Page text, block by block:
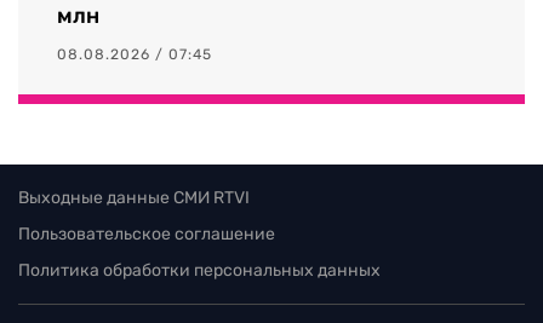
млн
08.08.2026 / 07:45
Выходные данные СМИ RTVI
Пользовательское соглашение
Политика обработки персональных данных